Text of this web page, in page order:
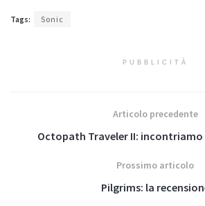
Tags: Sonic
PUBBLICITÀ
Articolo precedente
Octopath Traveler II: incontriamo
Prossimo articolo
Pilgrims: la